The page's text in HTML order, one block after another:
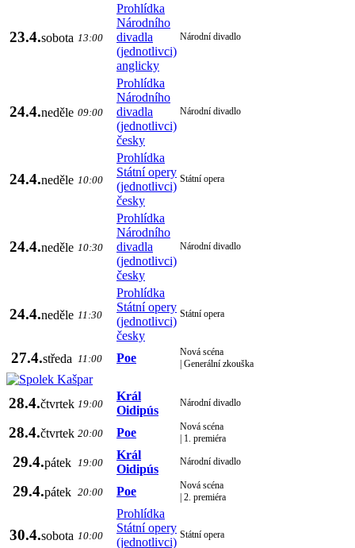
23.4.sobota 13:00
Prohlídka
Národního
divadla
(jednotlivci)
anglicky
Národní divadlo
24.4.neděle 09:00
Prohlídka
Národního
divadla
(jednotlivci)
česky
Národní divadlo
24.4.neděle 10:00
Prohlídka
Státní opery
(jednotlivci)
česky
Státní opera
24.4.neděle 10:30
Prohlídka
Národního
divadla
(jednotlivci)
česky
Národní divadlo
24.4.neděle 11:30
Prohlídka
Státní opery
(jednotlivci)
česky
Státní opera
27.4.středa 11:00 Poe
Nová scéna
| Generální zkouška
28.4.čtvrtek 19:00
Král
Oidipús
Národní divadlo
28.4.čtvrtek 20:00 Poe
Nová scéna
| 1. premiéra
29.4.pátek 19:00
Král
Oidipús
Národní divadlo
29.4.pátek 20:00 Poe
Nová scéna
| 2. premiéra
30.4.sobota 10:00
Prohlídka
Státní opery
(jednotlivci)
Státní opera